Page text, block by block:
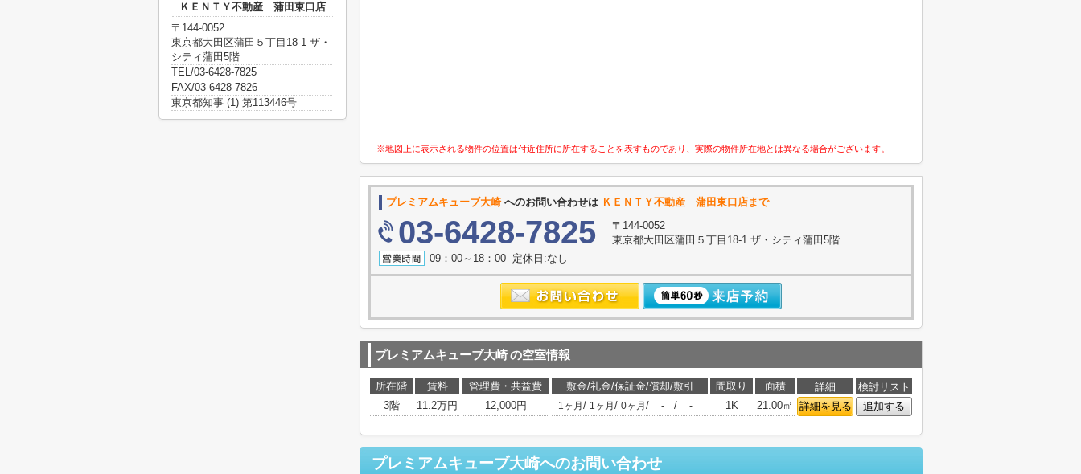
※地図上に表示される物件の位置は付近住所に所在することを表すものであり、実際の物件所在地とは異なる場合がございます。
プレミアムキューブ大崎へのお問い合わせは ＫＥＮＴＹ不動産 蒲田東口店まで
03-6428-7825
〒144-0052
東京都大田区蒲田５丁目18-1 ザ・シティ蒲田5階
09：00～18：00 定休日:なし
プレミアムキューブ大崎の空室情報
所在階 賃料 管理費・共益費 敷金/礼金/保証金/償却/敷引 間取り 面積 詳細
検討リスト
3階
11.2万円 12,000円 1ヶ月 / 1ヶ月 / 0ヶ月 / - / - 1K 21.00㎡ 詳細を見る 追加する
プレミアムキューブ大崎へのお問い合わせ
ＫＥＮＴＹ不動産 蒲田東口店
〒144-0052
東京都大田区蒲田５丁目18-1 ザ・
シティ蒲田5階
TEL/03-6428-7825
FAX/03-6428-7826
東京都知事 (1) 第113446号